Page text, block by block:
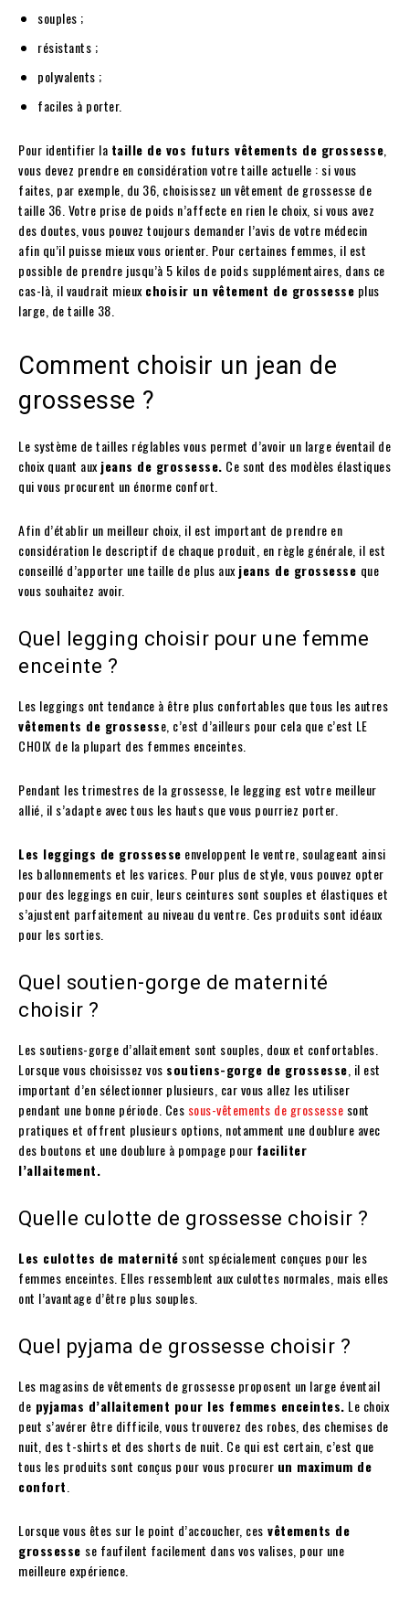
souples ;
résistants ;
polyvalents ;
faciles à porter.
Pour identifier la taille de vos futurs vêtements de grossesse
vous devez prendre en considération votre taille actuelle : si vous
faites, par exemple, du 36, choisissez un vêtement de grossesse de
taille 36. Votre prise de poids n’affecte en rien le choix, si vous avez
des doutes, vous pouvez toujours demander l’avis de votre médecin
afin qu’il puisse mieux vous orienter. Pour certaines femmes, il est
possible de prendre jusqu’à 5 kilos de poids supplémentaires, dans ce
cas-là, il vaudrait mieuxchoisir un vêtement de grossesse plus
large, de taille 38.
Comment choisir un jean de
grossesse ?
Le système de tailles réglables vous permet d’avoir un large éventail de
choix quant auxjeans de grossesse. Ce sont des modèles élastiques
qui vous procurent un énorme confort.
Afin d’établir un meilleur choix, il est important de prendre en
considération le descriptif de chaque produit, en règle générale, il est
conseillé d’apporter une taille de plus auxjeans de grossesse que
vous souhaitez avoir.
Quel legging choisir pour une femme
enceinte ?
Les leggings ont tendance à être plus confortables que tous les autres
vêtements de grossesse, c’est d’ailleurs pour cela que c’est LE
CHOIX de la plupart des femmes enceintes.
Pendant les trimestres de la grossesse, le legging est votre meilleur
allié, il s’adapte avec tous les hauts que vous pourriez porter.
Les leggings de grossesse enveloppent le ventre, soulageant ainsi
les ballonnements et les varices. Pour plus de style, vous pouvez opter
pour des leggings en cuir, leurs ceintures sont souples et élastiques et
s’ajustent parfaitement au niveau du ventre. Ces produits sont idéaux
pour les sorties.
Quel soutien-gorge de maternité
choisir ?
Les soutiens-gorge d’allaitement sont souples, doux et confortables.
Lorsque vous choisissez vos soutiens-gorge de grossesse , il est
important d’en sélectionner plusieurs, car vous allez les utiliser
pendant une bonne période. Ces sous-vêtements de grossesse sont
pratiques et offrent plusieurs options, notamment une doublure avec
des boutons et une doublure à pompage pour faciliter
l’allaitement.
Quelle culotte de grossesse choisir ?
Les culottes de maternité sont spécialement conçues pour les
femmes enceintes. Elles ressemblent aux culottes normales, mais elles
ont l’avantage d’être plus souples.
Quel pyjama de grossesse choisir ?
Les magasins de vêtements de grossesse proposent un large éventail
de pyjamas d’allaitement pour les femmes enceintes. Le choix
peut s’avérer être difficile, vous trouverez des robes, des chemises de
nuit, des t-shirts et des shorts de nuit. Ce qui est certain, c’est que
tous les produits sont conçus pour vous procurer un maximum de
confort
Lorsque vous êtes sur le point d’accoucher, ces vêtements de
grossesse se faufilent facilement dans vos valises, pour une
meilleure expérience.